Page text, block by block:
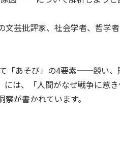
芸批評家、社会学者、哲学
「あそび」の4要素──競い、
は、「人間がなぜ戦争に惹
が書かれています。